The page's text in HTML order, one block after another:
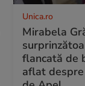
Unica.ro
Mirabela
flancată de
aflat